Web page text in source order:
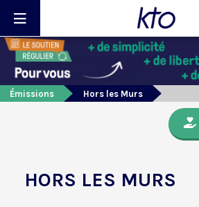
Émissions Hors les Murs
HORS LES MURS